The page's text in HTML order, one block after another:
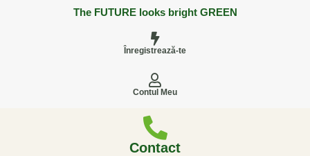
The FUTURE looks bright GREEN
Înregistrează-te
Contul Meu
Contact